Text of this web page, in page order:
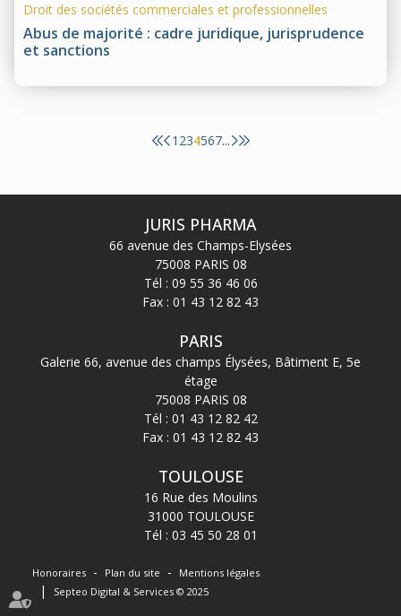
Abus de majorité : cadre juridique, jurisprudence
et sanctions
Droit des sociétés commerciales et professionnelles
1 234567...
JURIS PHARMA
66 avenue des Champs-Elysées
75008 PARIS 08
Tél : 09 55 36 46 06
Fax : 01 43 12 82 43
PARIS
Galerie 66, avenue des champs Élysées, Bâtiment E, 5e
étage
75008 PARIS 08
Tél : 01 43 12 82 42
Fax : 01 43 12 82 43
TOULOUSE
16 Rue des Moulins
31000 TOULOUSE
Tél : 03 45 50 28 01
Honoraires Plan du site
Mentions légales
Septeo Digital & Services © 2025